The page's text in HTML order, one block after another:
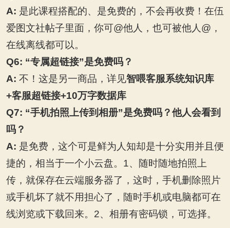
A: 是此课程搭配的、是免费的，不会再收费！在伍
爱图文社帖子里面，你可@他人，也可被他人@，
在线离线都可以。
Q6: “专属超链接”是免费吗？
A: 不！这是另一商品，详见智喂客服系统知识库
+客服超链接+10万字数据库
Q7: “手机拍照上传到相册”是免费吗？他人会看到
吗？
A: 是免费，这个可是鲜为人知却是十分实用并且便
捷的，相当于一个小云盘。1、随时随地拍照上
传，就保存在云端服务器了，这时，手机删除照片
或手机坏了就不用担心了，随时手机或电脑都可在
线浏览或下载回来。2、相册有密码锁，可选择。